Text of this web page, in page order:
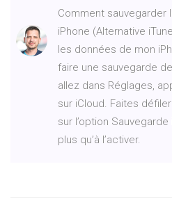
Comment sauvegarder
iPhone (Alternative
les données de mon
faire une sauvegarde
allez dans Réglages,
sur iCloud. Faites
sur l’option
plus qu’à l’activer.